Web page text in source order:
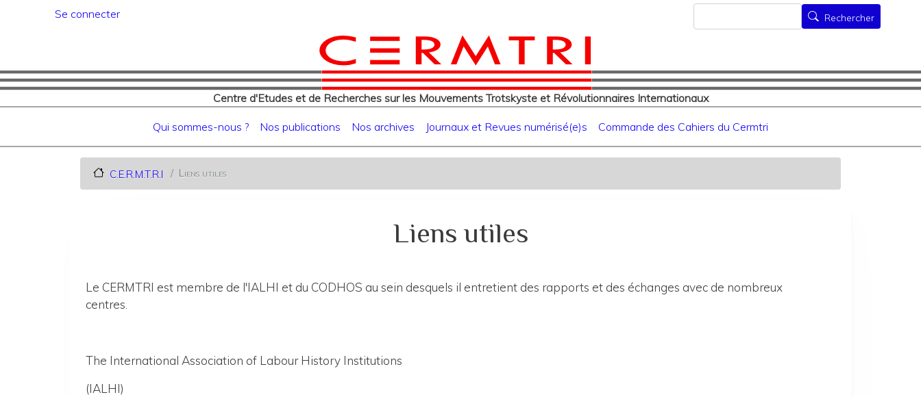
contenu
principal
Menu du compte de l'utilisateur
Se connecter
Centre d'Etudes et de Recherches sur les Mouvements Trotskyste et Révolutionnaires Internationaux
Rechercher
Rechercher
Navigation principale
Qui sommes-nous ? Nos publications Nos archives Journaux et Revues numérisé(e)s Commande des Cahiers du Cermtri
C.E.R.M.T.R.I Liens utiles
Liens utiles
Le CERMTRI est membre de l'IALHI et du CODHOS au sein desquels il entretient des rapports et des échanges avec de nombreux
centres.
The International Association of Labour History Institutions
(IALHI)